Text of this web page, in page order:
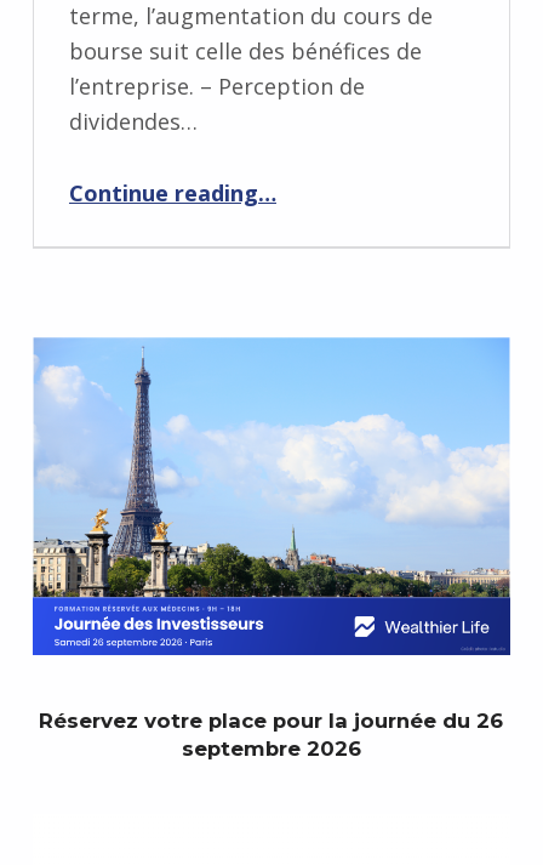
terme, l’augmentation du cours de
bourse suit celle des bénéfices de
l’entreprise. – Perception de
dividendes…
Continue reading“Se focaliser sur les dividendes, est-ce une erreur ?”…
Réservez votre place pour la journée du 26
septembre 2026